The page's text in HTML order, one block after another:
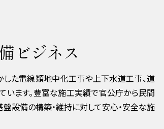
ビジネス
た電線類地中化⼯事や上下⽔道⼯事、道
います。豊富な施⼯実績で官公庁から⺠間
設備の構築・維持に対して安⼼‧安全な施